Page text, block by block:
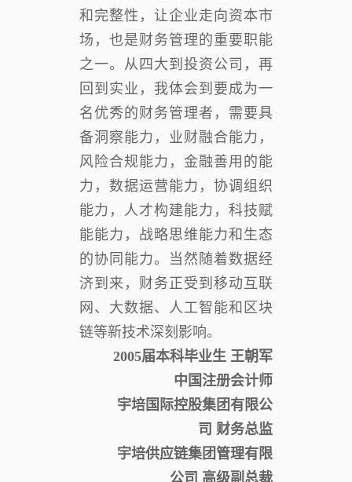
和完整性，让企业走向资本市
场，也是财务管理的重要职能
之一。从四大到投资公司，再
回到实业，我体会到要成为一
名优秀的财务管理者，需要具
备洞察能力，业财融合能力，
风险合规能力，金融善用的能
力，数据运营能力，协调组织
能力，人才构建能力，科技赋
能能力，战略思维能力和生态
的协同能力。当然随着数据经
济到来，财务正受到移动互联
网、大数据、人工智能和区块
链等新技术深刻影响。
2005届本科毕业生 王朝军
中国注册会计师
宇培国际控股集团有限公
司 财务总监
宇培供应链集团管理有限
公司 高级副总裁